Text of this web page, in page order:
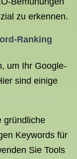
zu erkennen.
Ranking
um Ihr Google-
sind einige
gründliche
Keywords für
Sie Tools